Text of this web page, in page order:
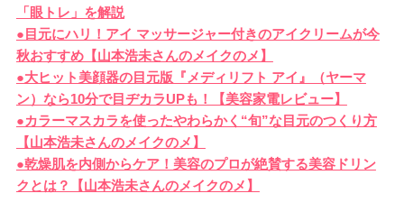
「眼トレ」を解説
●目元にハリ！アイ マッサージャー付きのアイクリームが今
秋おすすめ【山本浩未さんのメイクのメ】
●大ヒット美顔器の目元版『メディリフト アイ』（ヤーマ
ン）なら10分で目ヂカラUPも！【美容家電レビュー】
●カラーマスカラを使ったやわらかく“旬”な目元のつくり方
【山本浩未さんのメイクのメ】
●乾燥肌を内側からケア！美容のプロが絶賛する美容ドリン
クとは？【山本浩未さんのメイクのメ】